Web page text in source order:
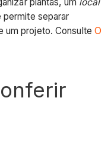
permite separar
um projeto. Consulte O